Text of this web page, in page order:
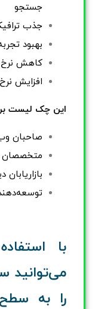
جستجو
جذب
بهبود
کاهش
افزایش
این چک لیست
صاحبان
بازاریابان
با
را به سطح